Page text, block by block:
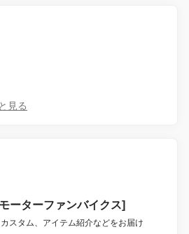
見る
ーターファンバイクス]
スタム、アイテム紹介などをお届け